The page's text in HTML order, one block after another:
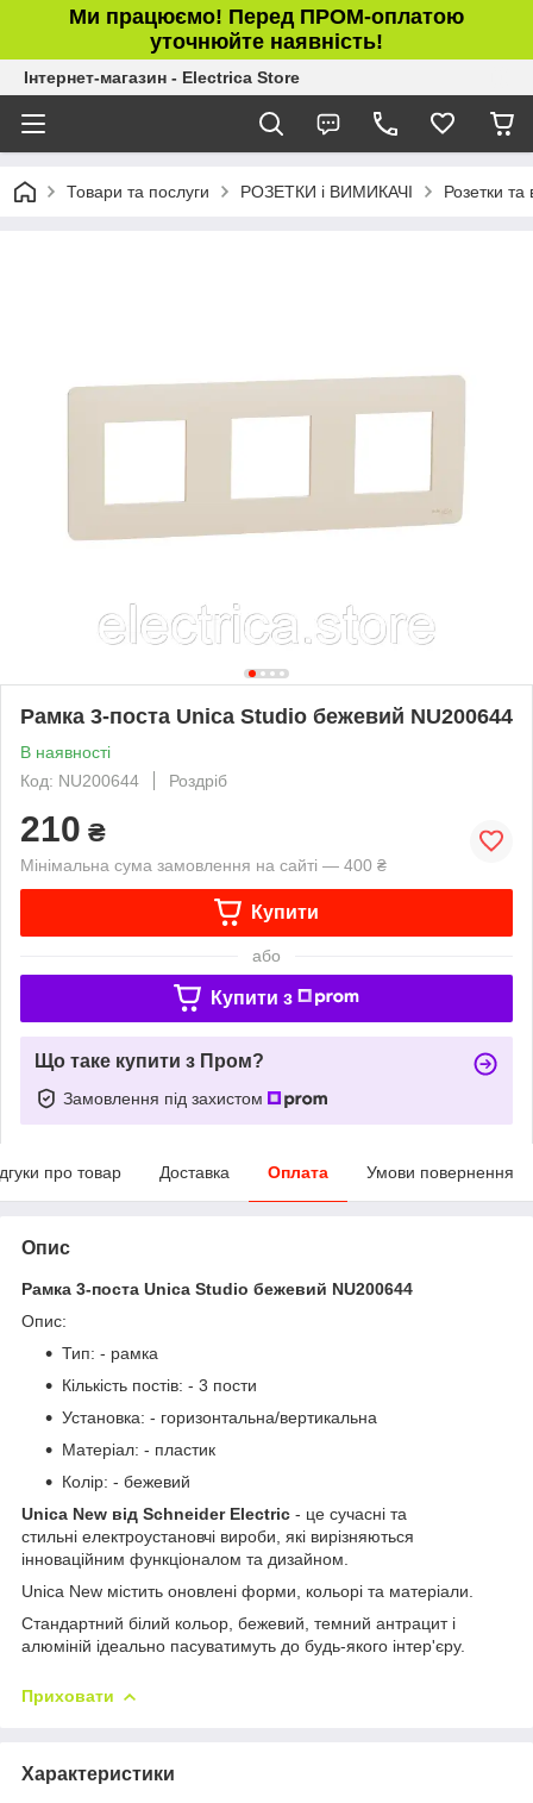
Ми працюємо! Перед ПРОМ-оплатою
уточнюйте наявність!
Інтернет-магазин - Electrica Store
Товари та послуги РОЗЕТКИ і ВИМИКАЧІ Розетки
Рамка 3-поста Unica Studio бежевий NU200644
В наявності
Код: NU200644
Роздріб
210 ₴
Мінімальна сума замовлення на сайті — 400 ₴
Купити
або
Купити з
Що таке купити з Пром?
Замовлення під захистом
про товар Доставка Оплата Умови повернення
Опис
Рамка 3-поста Unica Studio бежевий NU200644
Опис:
Тип: - рамка
Кількість постів: - 3 пости
Установка: - горизонтальна/вертикальна
Матеріал: - пластик
Колір: - бежевий
Unica New від Schneider Electric - це сучасні та
стильні електроустановчі вироби, які вирізняються
інноваційним функціоналом та дизайном.
Unica New містить оновлені форми, кольорі та матеріали.
Стандартний білий кольор, бежевий, темний антрацит і
алюміній ідеально пасуватимуть до будь-якого інтер'єру.
Приховати
Характеристики